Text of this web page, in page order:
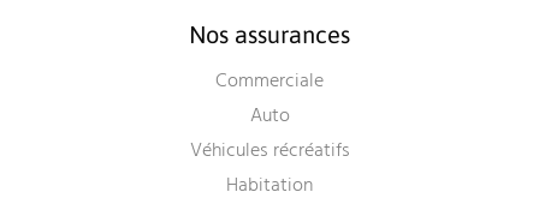
Nos assurances
Commerciale
Auto
Véhicules récréatifs
Habitation